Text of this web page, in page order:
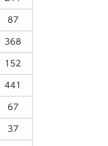
87
368
152
441
67
37